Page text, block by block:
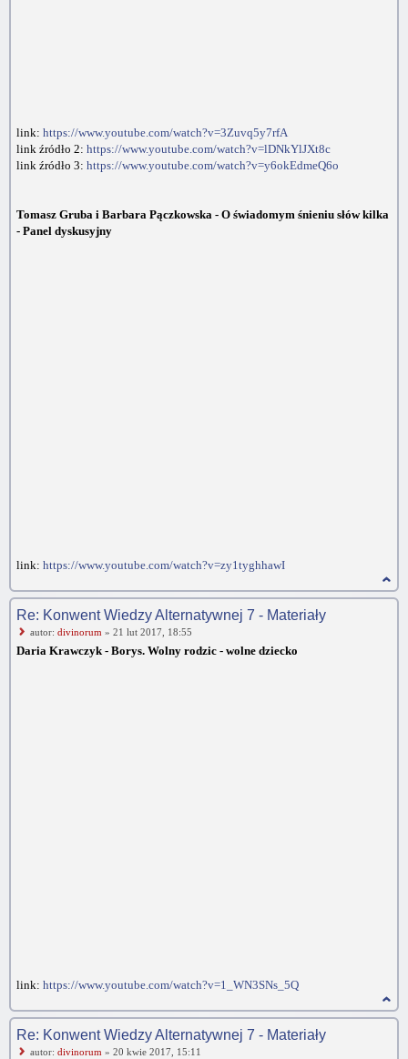
link: https://www.youtube.com/watch?v=3Zuvq5y7rfA
link źródło 2: https://www.youtube.com/watch?v=lDNkYlJXt8c
link źródło 3: https://www.youtube.com/watch?v=y6okEdmeQ6o
Tomasz Gruba i Barbara Pączkowska - O świadomym śnieniu słów kilka
- Panel dyskusyjny
link: https://www.youtube.com/watch?v=zy1tyghhawI
Re: Konwent Wiedzy Alternatywnej 7 - Materiały
autor: divinorum » 21 lut 2017, 18:55
Daria Krawczyk - Borys. Wolny rodzic - wolne dziecko
link: https://www.youtube.com/watch?v=1_WN3SNs_5Q
Re: Konwent Wiedzy Alternatywnej 7 - Materiały
autor: divinorum » 20 kwie 2017, 15:11